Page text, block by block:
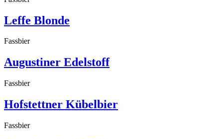
Leffe Blonde
Fassbier
Augustiner Edelstoff
Fassbier
Hofstettner Kübelbier
Fassbier